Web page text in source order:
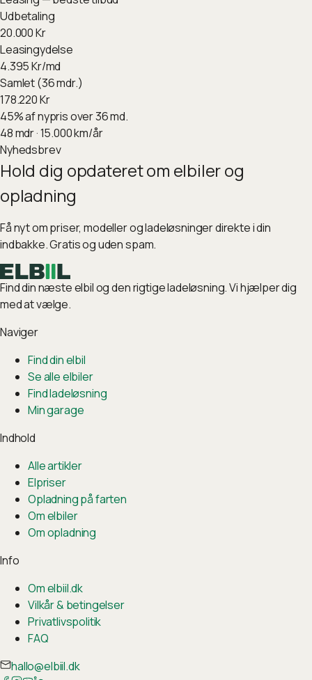
Udbetaling
20.000Kr
Leasingydelse
4.395Kr/md
Samlet (36 mdr.)
178.220Kr
45%af nypris over 36 md.
48mdr ·15.000km/år
Nyhedsbrev
Hold dig opdateret om elbiler og
opladning
Få nyt om priser, modeller og ladeløsninger direkte i din
indbakke. Gratis og uden spam.
Find din næste elbil og den rigtige ladeløsning. Vi hjælper dig
med at vælge.
Naviger
Find din elbil
Se alle elbiler
Find ladeløsning
Min garage
Indhold
Alle artikler
Elpriser
Opladning på farten
Om elbiler
Om opladning
Info
Om elbiil.dk
Vilkår & betingelser
Privatlivspolitik
FAQ
hallo@elbiil.dk